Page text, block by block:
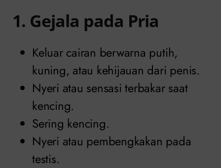
1. Gejala pada Pria
Keluar cairan berwarna putih,
kuning, atau kehijauan dari penis.
Nyeri atau sensasi terbakar saat
kencing.
Sering kencing.
Nyeri atau pembengkakan pada
testis.